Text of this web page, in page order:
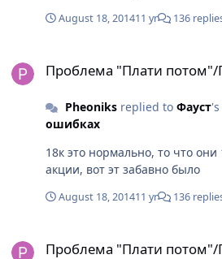
August 18, 201411 yr 136
Проблема "Плати потом"/
Pheoniksreplied to Фауст
ошибках
18к это нормально, то что
акции, вот эт забавно было
August 18, 201411 yr 136
Проблема "Плати потом"/